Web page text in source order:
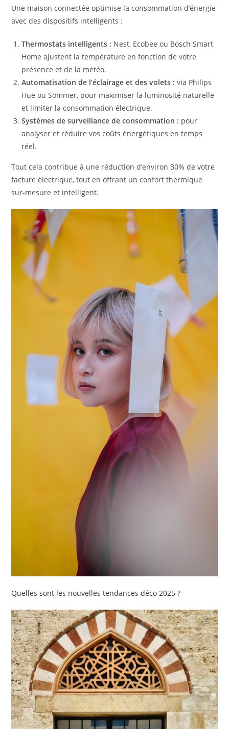
Une maison connectée optimise la consommation d’énergie
avec des dispositifs intelligents :
Thermostats intelligents : Nest, Ecobee ou Bosch Smart
Home ajustent la température en fonction de votre
présence et de la météo.
Automatisation de l’éclairage et des volets :via Philips
Hue ou Sommer, pour maximiser la luminosité naturelle
et limiter la consommation électrique.
Systèmes de surveillance de consommation : pour
analyser et réduire vos coûts énergétiques en temps
réel.
Tout cela contribue à une réduction d’environ 30% de votre
facture électrique, tout en offrant un confort thermique
sur-mesure et intelligent.
Quelles sont les nouvelles tendances déco 2025 ?